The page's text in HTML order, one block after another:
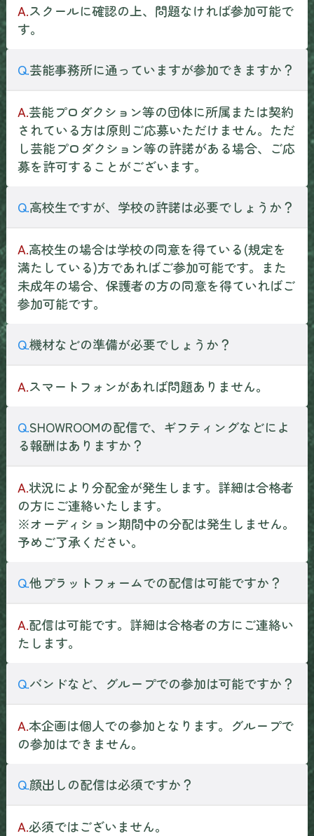
A.スクールに確認の上、問題なければ参加可能で
す。
Q.芸能事務所に通っていますが参加できますか？
A.芸能プロダクション等の団体に所属または契約
されている方は原則ご応募いただけません。ただ
し芸能プロダクション等の許諾がある場合、ご応
募を許可することがございます。
Q.高校生ですが、学校の許諾は必要でしょうか？
A.高校生の場合は学校の同意を得ている(規定を
満たしている)方であればご参加可能です。また
未成年の場合、保護者の方の同意を得ていればご
参加可能です。
Q.機材などの準備が必要でしょうか？
A.スマートフォンがあれば問題ありません。
Q.SHOWROOMの配信で、ギフティングなどによ
る報酬はありますか？
A.状況により分配金が発生します。詳細は合格者
の方にご連絡いたします。
※オーディション期間中の分配は発生しません。
予めご了承ください。
Q.他プラットフォームでの配信は可能ですか？
A.配信は可能です。詳細は合格者の方にご連絡い
たします。
Q.バンドなど、グループでの参加は可能ですか？
A.本企画は個人での参加となります。グループで
の参加はできません。
Q.顔出しの配信は必須ですか？
A.必須ではございません。